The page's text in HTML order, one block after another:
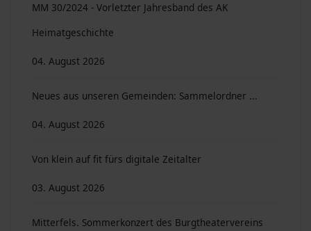
MM 30/2024 - Vorletzter Jahresband des AK
Heimatgeschichte
04. August 2026
Neues aus unseren Gemeinden: Sammelordner ...
04. August 2026
Von klein auf fit fürs digitale Zeitalter
03. August 2026
Mitterfels. Sommerkonzert des Burgtheatervereins